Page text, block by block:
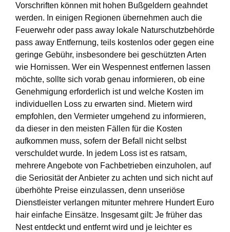
Vorschriften können mit hohen Bußgeldern geahndet
werden. In einigen Regionen übernehmen auch die
Feuerwehr oder pass away lokale Naturschutzbehörde
pass away Entfernung, teils kostenlos oder gegen eine
geringe Gebühr, insbesondere bei geschützten Arten
wie Hornissen. Wer ein Wespennest entfernen lassen
möchte, sollte sich vorab genau informieren, ob eine
Genehmigung erforderlich ist und welche Kosten im
individuellen Loss zu erwarten sind. Mietern wird
empfohlen, den Vermieter umgehend zu informieren,
da dieser in den meisten Fällen für die Kosten
aufkommen muss, sofern der Befall nicht selbst
verschuldet wurde. In jedem Loss ist es ratsam,
mehrere Angebote von Fachbetrieben einzuholen, auf
die Seriosität der Anbieter zu achten und sich nicht auf
überhöhte Preise einzulassen, denn unseriöse
Dienstleister verlangen mitunter mehrere Hundert Euro
hair einfache Einsätze. Insgesamt gilt: Je früher das
Nest entdeckt und entfernt wird und je leichter es